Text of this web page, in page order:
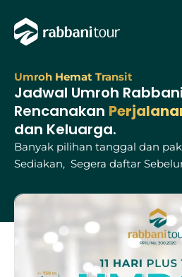
konten
Umroh Hemat Transit
Jadwal Umroh
Rencanakan
dan Keluarga.
Banyak pilihan tanggal dan
Sediakan, Segera daftar